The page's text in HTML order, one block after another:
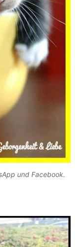
und Facebook.